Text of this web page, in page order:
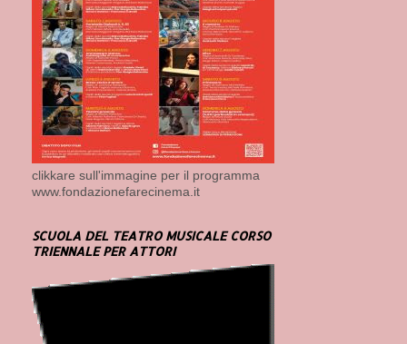
clikkare sull'immagine per il programma
www.fondazionefarecinema.it
SCUOLA DEL TEATRO MUSICALE CORSO
TRIENNALE PER ATTORI